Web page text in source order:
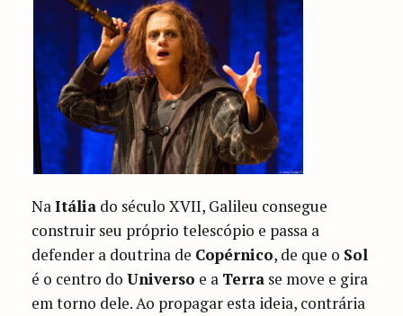
NaItália do século XVII, Galileu consegue
construir seu próprio telescópio e passa a
defender a doutrina de Copérnico, de que o Sol
é o centro doUniverso e a Terra se move e gira
em torno dele. Ao propagar esta ideia, contrária